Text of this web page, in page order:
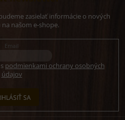
zasielať informácie o nových
našom e-shope.
Email
podmienkami ochrany osobných
údajov
SA